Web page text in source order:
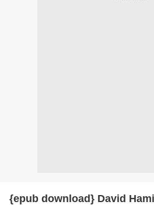
{epub download} David